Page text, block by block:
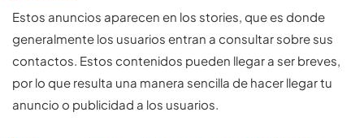
Estos anuncios aparecen en los stories, que es donde
generalmente los usuarios entran a consultar sobre sus
contactos. Estos contenidos pueden llegar a ser breves,
por lo que resulta una manera sencilla de hacer llegar tu
anuncio o publicidad a los usuarios.